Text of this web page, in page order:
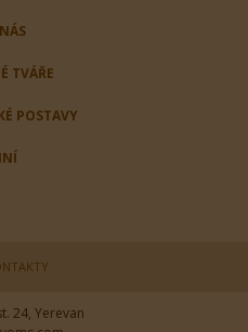
TVÁŘE
POSTAVY
24, Yerevan